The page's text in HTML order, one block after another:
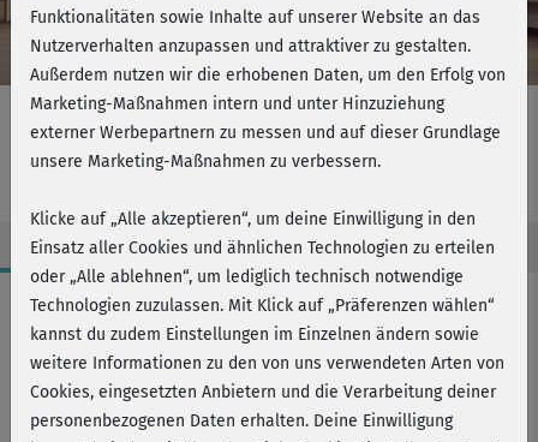
Ganzkörperfitness 1 - komplett
Workout-Facts
leicht
38 Min
235 kcal
Funktionalitäten sowie Inhalte auf unserer Website an das
Nutzerverhalten anzupassen und attraktiver zu gestalten.
Außerdem nutzen wir die erhobenen Daten, um den Erfolg von
Marketing-Maßnahmen intern und unter Hinzuziehung
externer Werbepartnern zu messen und auf dieser Grundlage
unsere Marketing-Maßnahmen zu verbessern.
Klicke auf „Alle akzeptieren“, um deine Einwilligung in den
Einsatz aller Cookies und ähnlichen Technologien zu erteilen
oder „Alle ablehnen“, um lediglich technisch notwendige
Technologien zuzulassen. Mit Klick auf „Präferenzen wählen“
kannst du zudem Einstellungen im Einzelnen ändern sowie
weitere Informationen zu den von uns verwendeten Arten von
Cookies, eingesetzten Anbietern und die Verarbeitung deiner
personenbezogenen Daten erhalten. Deine Einwilligung